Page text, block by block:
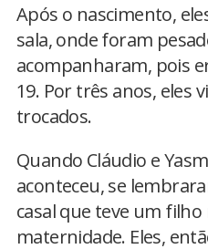
Após o nascimento,
sala, onde foram
acompanharam, pois
19. Por três anos, eles
trocados.
Quando Cláudio e
aconteceu, se
casal que teve um
maternidade. Eles,